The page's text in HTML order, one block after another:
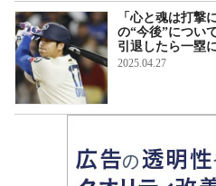
「心と魂は打撃
の“今後”につい
引退したら一塁
2025.04.27